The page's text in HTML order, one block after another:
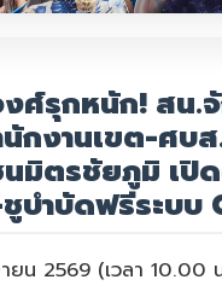
ศ์รุกหนัก! สน.
กงานเขต-ศบส
มิตรชัยภูมิ เปิ
บำบัดฟรีระบบ
ยน 2569 (เวลา 10.00